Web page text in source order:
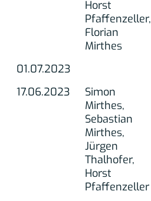
Horst
Pfaffenzeller,
Florian
Mirthes
01.07.2023
17.06.2023
Simon
Mirthes,
Sebastian
Mirthes,
Jürgen
Thalhofer,
Horst
Pfaffenzeller